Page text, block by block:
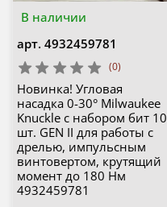
В наличии
арт. 4932459781
(0)
Новинка! Угловая
насадка 0-30° Milwaukee
Knuckle c набором бит 10
шт. GEN II для работы с
дрелью, импульсным
винтовертом, крутящий
момент до 180 Нм
4932459781